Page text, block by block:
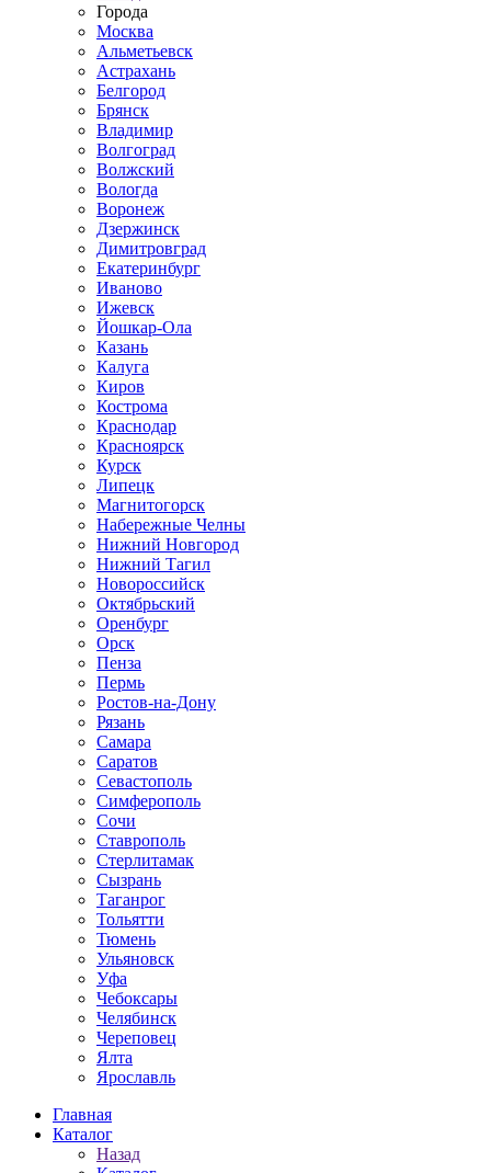
Города
Москва
Альметьевск
Астрахань
Белгород
Брянск
Владимир
Волгоград
Волжский
Вологда
Воронеж
Дзержинск
Димитровград
Екатеринбург
Иваново
Ижевск
Йошкар-Ола
Казань
Калуга
Киров
Кострома
Краснодар
Красноярск
Курск
Липецк
Магнитогорск
Набережные Челны
Нижний Новгород
Нижний Тагил
Новороссийск
Октябрьский
Оренбург
Орск
Пенза
Пермь
Ростов-на-Дону
Рязань
Самара
Саратов
Севастополь
Симферополь
Сочи
Ставрополь
Стерлитамак
Сызрань
Таганрог
Тольятти
Тюмень
Ульяновск
Уфа
Чебоксары
Челябинск
Череповец
Ялта
Ярославль
Главная
Каталог
Назад